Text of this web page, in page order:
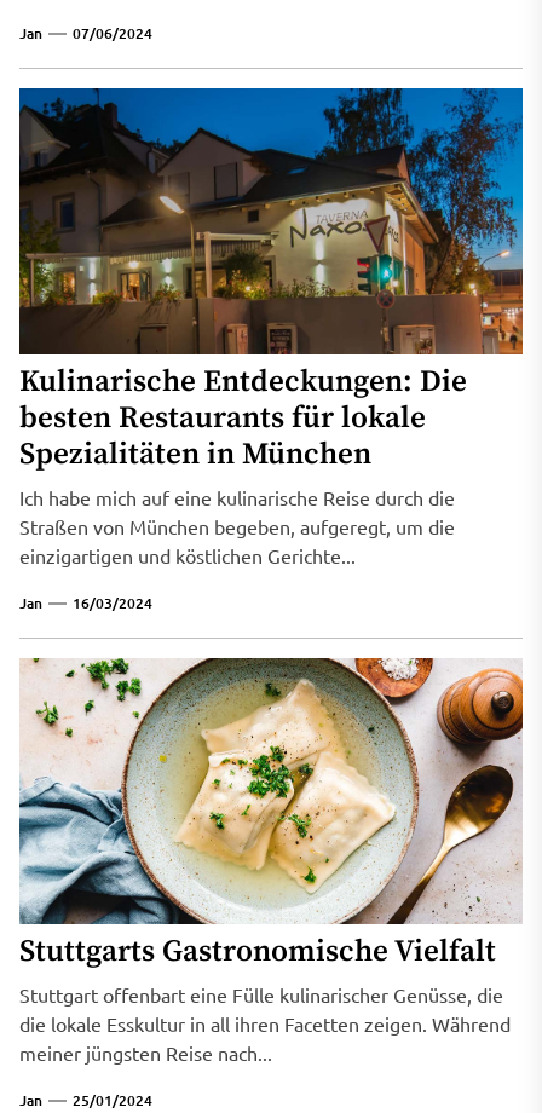
Jan 07/06/2024
Kulinarische Entdeckungen: Die
besten Restaurants für lokale
Spezialitäten in München
Ich habe mich auf eine kulinarische Reise durch die
Straßen von München begeben, aufgeregt, um die
einzigartigen und köstlichen Gerichte...
Jan 16/03/2024
Stuttgarts Gastronomische Vielfalt
Stuttgart offenbart eine Fülle kulinarischer Genüsse, die
die lokale Esskultur in all ihren Facetten zeigen. Während
meiner jüngsten Reise nach...
Jan 25/01/2024